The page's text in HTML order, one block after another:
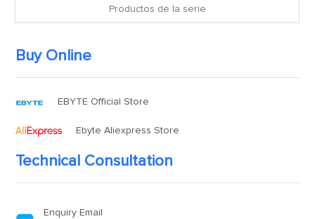
Productos de la serie
Buy Online
EBYTE Official Store
Ebyte Aliexpress Store
Technical Consultation
Enquiry Email